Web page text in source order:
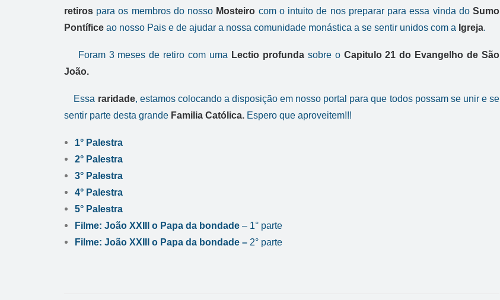
retiros para os membros do nosso Mosteiro com o intuito de nos preparar para essa vinda doSumo
Pontífice ao nosso Pais e de ajudar a nossa comunidade monástica a se sentir unidos com a Igreja.
Foram 3 meses de retiro com uma Lectio profundasobre o Capitulo 21 do Evangelho de São
João.
Essa raridade, estamos colocando a disposição em nosso portal para que todos possam se unir e se
sentir parte desta grande Familia Católica. Espero que aproveitem!!!
1° Palestra
2° Palestra
3° Palestra
4° Palestra
5° Palestra
Filme: João XXIII o Papa da bondade – 1° parte
Filme: João XXIII o Papa da bondade – 2° parte